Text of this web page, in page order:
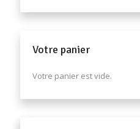
Votre panier
Votre panier est vide.